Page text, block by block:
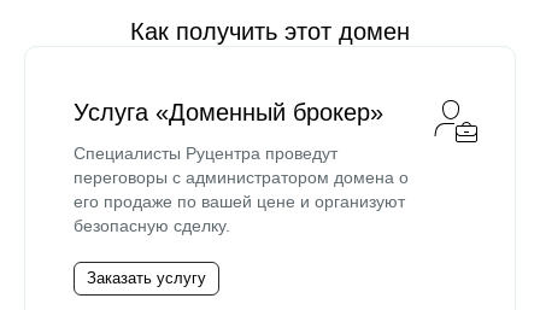
Как получить этот домен
Услуга «Доменный брокер»
Специалисты Руцентра проведут
переговоры с администратором домена о
его продаже по вашей цене и организуют
безопасную сделку.
Заказать услугу